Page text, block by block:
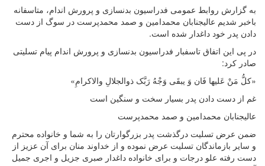
به گزارش روابط عمومی فدراسیون بدنسازی و پرورش اندام، متاسفانه
باخبر شدیم عالیجنابان محمدامین و صمد محمدپرست در سوگ از دست
دادن پدر خود داغدار شده است.
در پی این اتفاق تاسفبار فدراسیون بدنسازی و پرورش اندام پیام تسلیتی
صادر کرد:
«کلُّ مَنْ عَلیها فَان وَ یبقَی وَجْهُ رَبَّک ذوالجلالِ والاکرامِ»
غم از دست دادن پدر بسیار سخت و سنگین است
عالیجنابان محمدامین و صمد محمدپرست
ضمن عرض تسلیت درگذشت پدر بزرگوارتان را به شما و خانواده محترم
و سایر بازماندگان تسلیت عرض نموده و از خداوند منان برای آن عزیز از
دست رفته علو درجات و برای خانواده داغدار صبری جزیل و اجری جمیل